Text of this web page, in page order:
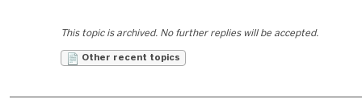
This topic is archived. No further replies will be accepted.
Other recent topics